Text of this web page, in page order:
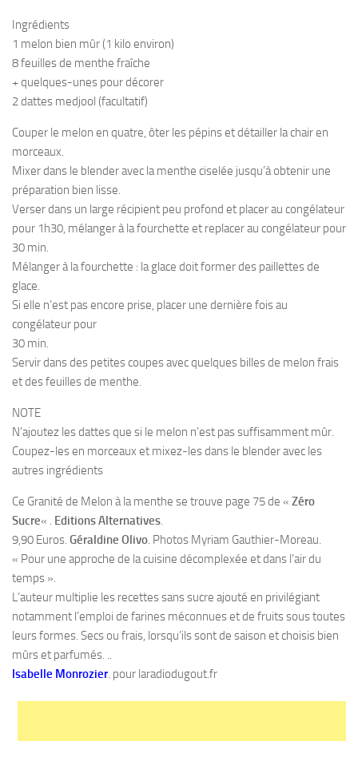
Ingrédients
1 melon bien mûr (1 kilo environ)
8 feuilles de menthe fraîche
+ quelques-unes pour décorer
2 dattes medjool (facultatif)
Couper le melon en quatre, ôter les pépins et détailler la chair en
morceaux.
Mixer dans le blender avec la menthe ciselée jusqu’à obtenir une
préparation bien lisse.
Verser dans un large récipient peu profond et placer au congélateur
pour 1h30, mélanger à la fourchette et replacer au congélateur pour
30 min.
Mélanger à la fourchette : la glace doit former des paillettes de
glace.
Si elle n’est pas encore prise, placer une dernière fois au
congélateur pour
30 min.
Servir dans des petites coupes avec quelques billes de melon frais
et des feuilles de menthe.
NOTE
N’ajoutez les dattes que si le melon n’est pas suffisamment mûr.
Coupez-les en morceaux et mixez-les dans le blender avec les
autres ingrédients
Ce Granité de Melon à la menthe se trouve page 75 de « Zéro
Sucre« . Editions Alternatives.
9,90 Euros. Géraldine Olivo. Photos Myriam Gauthier-Moreau.
« Pour une approche de la cuisine décomplexée et dans l’air du
temps ».
L’auteur multiplie les recettes sans sucre ajouté en privilégiant
notamment l’emploi de farines méconnues et de fruits sous toutes
leurs formes. Secs ou frais, lorsqu’ils sont de saison et choisis bien
mûrs et parfumés. ..
Isabelle Monrozier. pour laradiodugout.fr